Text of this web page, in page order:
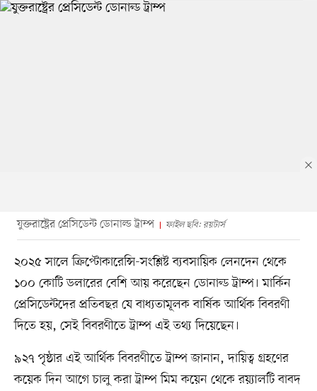
যুক্তরাষ্ট্রের প্রেসিডেন্ট ডোনাল্ড ট্রাম্প ফাইল ছবি: রয়টার্স
২০২৫ সালে ক্রিপ্টোকারেন্সি-সংশ্লিষ্ট ব্যবসায়িক লেনদেন থেকে
১০০ কোটি ডলারের বেশি আয় করেছেন ডোনাল্ড ট্রাম্প। মার্কিন
প্রেসিডেন্টদের প্রতিবছর যে বাধ্যতামূলক বার্ষিক আর্থিক বিবরণী
দিতে হয়, সেই বিবরণীতে ট্রাম্প এই তথ্য দিয়েছেন।
৯২৭ পৃষ্ঠার এই আর্থিক বিবরণীতে ট্রাম্প জানান, দায়িত্ব গ্রহণের
কয়েক দিন আগে চালু করা ট্রাম্প মিম কয়েন থেকে রয়্যালটি বাবদ